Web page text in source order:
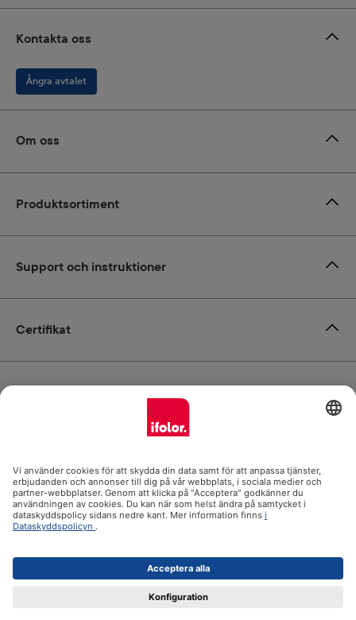
Certifikat
Kontakta oss
Ångra avtalet
Om oss
Produktsortiment
Support och instruktioner
ifolor.se i
Alla priser inkl. moms. Frakt tillkommer.